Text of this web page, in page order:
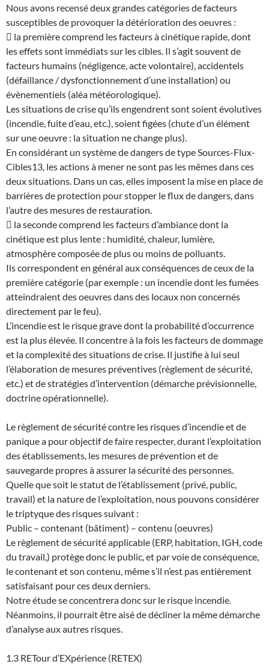
Nous avons recensé deux grandes catégories de facteurs
susceptibles de provoquer la détérioration des oeuvres :
 la première comprend les facteurs à cinétique rapide, dont
les effets sont immédiats sur les cibles. Il s’agit souvent de
facteurs humains (négligence, acte volontaire), accidentels
(défaillance / dysfonctionnement d’une installation) ou
évènementiels (aléa météorologique).
Les situations de crise qu’ils engendrent sont soient évolutives
(incendie, fuite d’eau, etc.), soient figées (chute d’un élément
sur une oeuvre : la situation ne change plus).
En considérant un système de dangers de type Sources-Flux-
Cibles13, les actions à mener ne sont pas les mêmes dans ces
deux situations. Dans un cas, elles imposent la mise en place de
barrières de protection pour stopper le flux de dangers, dans
l’autre des mesures de restauration.
 la seconde comprend les facteurs d’ambiance dont la
cinétique est plus lente : humidité, chaleur, lumière,
atmosphère composée de plus ou moins de polluants.
Ils correspondent en général aux conséquences de ceux de la
première catégorie (par exemple : un incendie dont les fumées
atteindraient des oeuvres dans des locaux non concernés
directement par le feu).
L’incendie est le risque grave dont la probabilité d’occurrence
est la plus élevée. Il concentre à la fois les facteurs de dommage
et la complexité des situations de crise. Il justifie à lui seul
l’élaboration de mesures préventives (règlement de sécurité,
etc.) et de stratégies d’intervention (démarche prévisionnelle,
doctrine opérationnelle).
Le règlement de sécurité contre les risques d’incendie et de
panique a pour objectif de faire respecter, durant l’exploitation
des établissements, les mesures de prévention et de
sauvegarde propres à assurer la sécurité des personnes.
Quelle que soit le statut de l’établissement (privé, public,
travail) et la nature de l’exploitation, nous pouvons considérer
le triptyque des risques suivant :
Public – contenant (bâtiment) – contenu (oeuvres)
Le règlement de sécurité applicable (ERP, habitation, IGH, code
du travail,) protège donc le public, et par voie de conséquence,
le contenant et son contenu, même s’il n’est pas entièrement
satisfaisant pour ces deux derniers.
Notre étude se concentrera donc sur le risque incendie.
Néanmoins, il pourrait être aisé de décliner la même démarche
d’analyse aux autres risques.
1.3 RETour d’EXpérience (RETEX)